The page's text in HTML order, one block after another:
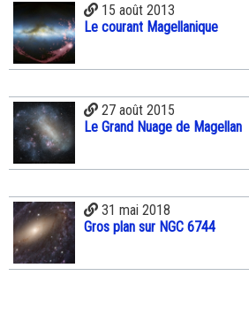
15 août 2013
Le courant Magellanique
27 août 2015
Le Grand Nuage de Magellan
31 mai 2018
Gros plan sur NGC 6744